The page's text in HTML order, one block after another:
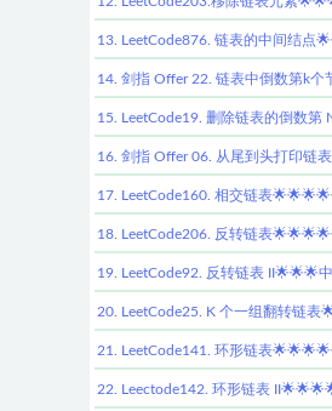
13. LeetCode876. 链表的中间结点
14. 剑指 Offer 22. 链表中倒数第k个
15. LeetCode19. 删除链表的倒数第
16. 剑指 Offer 06. 从尾到头打印链
17. LeetCode160. 相交链表
18. LeetCode206. 反转链表
19. LeetCode92. 反转链表 II🌟🌟🌟
20. LeetCode25. K 个一组翻转链表
21. LeetCode141. 环形链表
22. Leectode142. 环形链表